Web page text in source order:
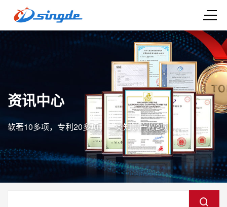
资讯中心
软著10多项，专利20多项，一类知识产权2项